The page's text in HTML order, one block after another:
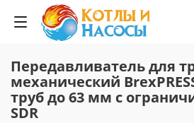
Передавливатель для
механический
труб до 63 мм с
SDR